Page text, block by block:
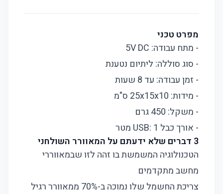
מפרט טכני
- מתח עבודה: 5V DC
- סוג סוללה: ליתיום נטענת
- זמן עבודה: עד 8 שעות
- מידות: 25x15x10 ס"מ
- משקל: 450 גרם
- אורך כבל USB: 1 מטר
3 דברים שלא ידעתם על המאוורר השולחני
הטכנולוגיה המשמשת בו זהה לזו שבמאווררי
מחשב מתקדמים
צריכת החשמל שלו נמוכה ב-70% ממאוורר רגיל